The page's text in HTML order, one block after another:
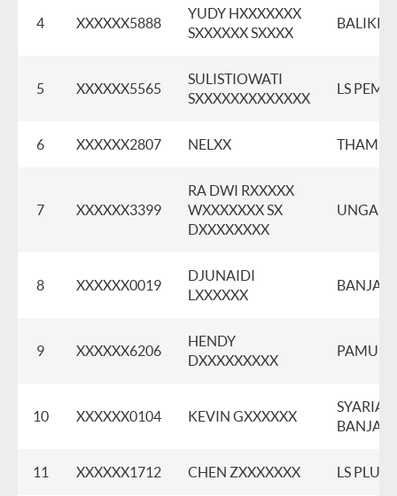
4 XXXXXX5888
YUDY HXXXXXXX
SXXXXXX SXXXX
5 XXXXXX5565
SULISTIOWATI
SXXXXXXXXXXXXX
LS
6 XXXXXX2807 NELXX
7 XXXXXX3399
RA DWI RXXXXX
WXXXXXXX SX
DXXXXXXXX
8 XXXXXX0019
DJUNAIDI
LXXXXXX
9 XXXXXX6206
HENDY
DXXXXXXXXX
10 XXXXXX0104 KEVIN GXXXXXX
SYARIAH
11 XXXXXX1712 CHEN ZXXXXXXX LS PLUIT